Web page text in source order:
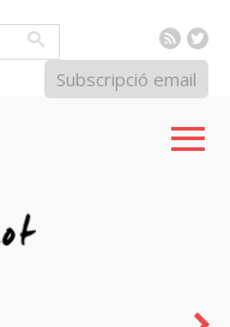
RSS
Subscripció email